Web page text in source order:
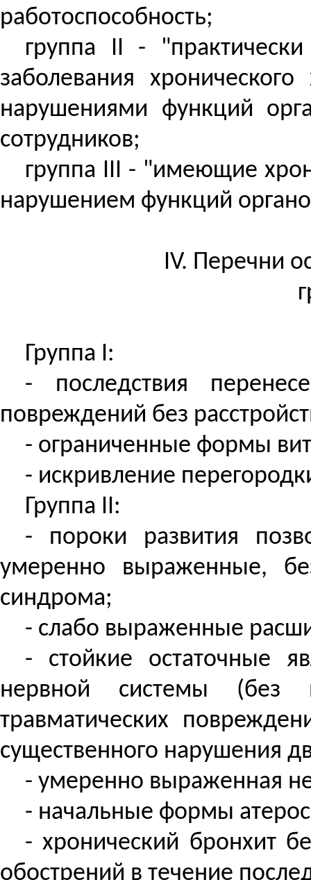
работоспособность;
группа II -
заболевания
нарушениями функций
сотрудников;
группа III - "имеющие
нарушением функций
IV. Перечни
Группа I:
- последствия
повреждений без
- ограниченные формы
- искривление
Группа II:
- пороки развития
умеренно выраженные,
синдрома;
- слабо выраженные
- стойкие остаточные
нервной системы (без
травматических
существенного нарушения
- умеренно выраженная
- начальные формы
- хронический бронхит
обострений в течение